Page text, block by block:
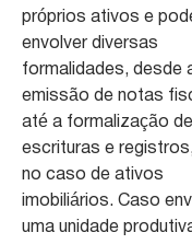
próprios ativos e
envolver diversas
formalidades, desde
emissão de notas
até a formalização de
escrituras e
no caso de ativos
imobiliários. Caso
uma unidade